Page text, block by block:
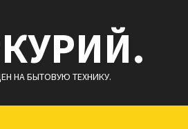
НА БЫТОВУЮ ТЕХНИКУ.